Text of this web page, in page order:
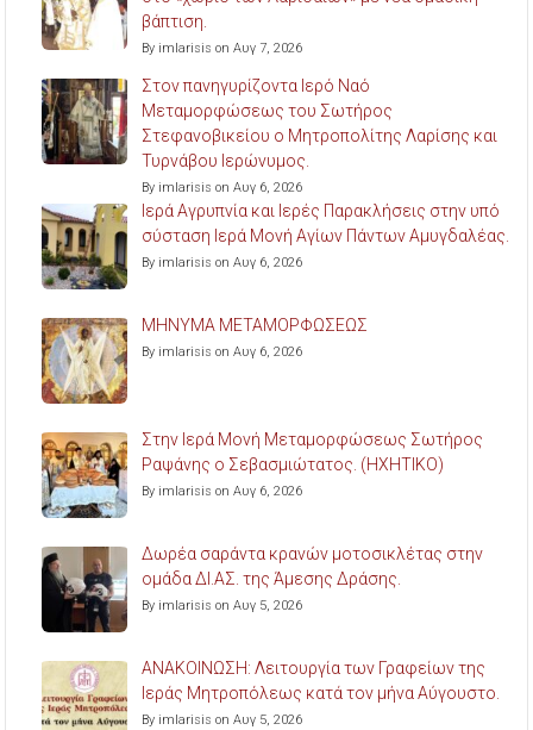
βάπτιση.
By imlarisis on Αυγ 7, 2026
Στον πανηγυρίζοντα Ιερό Ναό
Μεταμορφώσεως του Σωτήρος
Στεφανοβικείου ο Μητροπολίτης Λαρίσης και
Τυρνάβου Ιερώνυμος.
By imlarisis on Αυγ 6, 2026
Ιερά Αγρυπνία και Ιερές Παρακλήσεις στην υπό
σύσταση Ιερά Μονή Αγίων Πάντων Αμυγδαλέας.
By imlarisis on Αυγ 6, 2026
ΜΗΝΥΜΑ ΜΕΤΑΜΟΡΦΩΣΕΩΣ
By imlarisis on Αυγ 6, 2026
Στην Ιερά Μονή Μεταμορφώσεως Σωτήρος
Ραψάνης ο Σεβασμιώτατος. (ΗΧΗΤΙΚΟ)
By imlarisis on Αυγ 6, 2026
Δωρέα σαράντα κρανών μοτοσικλέτας στην
ομάδα ΔΙ.ΑΣ. της Άμεσης Δράσης.
By imlarisis on Αυγ 5, 2026
ΑΝΑΚΟΙΝΩΣΗ: Λειτουργία των Γραφείων της
Ιεράς Μητροπόλεως κατά τον μήνα Αύγουστο.
By imlarisis on Αυγ 5, 2026